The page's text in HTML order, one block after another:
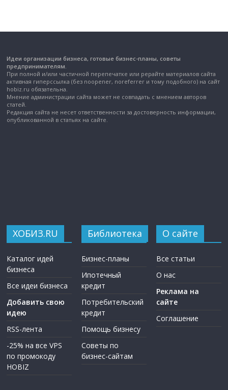
Идеи организации бизнеса, готовые бизнес-планы, советы
предпринимателям.
При полной и/или частичной перепечатке или рерайте материалов сайта
активная гиперссылка (без noopener, noreferrer и тому подобного) на сайт
hobiz.ru обязательна.
Мнение администрации сайта может не совпадать с мнением авторов
статей.
Редакция сайта не несет ответственности за достоверность информации,
опубликованной в статьях на сайте.
ХОБИЗ.RU
Каталог идей
бизнеса
Все идеи бизнеса
Добавить свою
идею
RSS-лента
-25% на все VPS
по промокоду
HOBIZ
Библиотека
Бизнес-планы
Ипотечный
кредит
Потребительский
кредит
Помощь бизнесу
Советы по
бизнес-сайтам
О сайте
Все статьи
О нас
Реклама на
сайте
Соглашение